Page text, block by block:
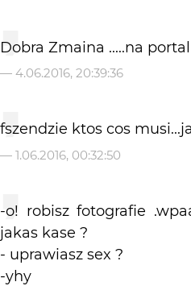
Dobra Zmaina .....na
— 4.06.2016, 20:39:36
fszendzie ktos cos
— 1.06.2016, 00:32:50
-o! robisz fotografie
jakas kase ?
- uprawiasz sex ?
-yhy